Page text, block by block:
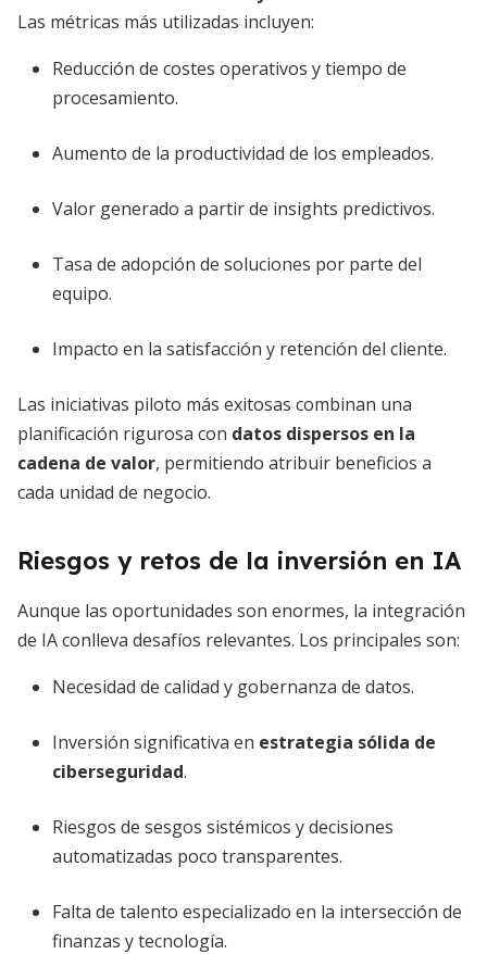
Las métricas más utilizadas incluyen:
Reducción de costes operativos y tiempo de
procesamiento.
Aumento de la productividad de los empleados.
Valor generado a partir de insights predictivos.
Tasa de adopción de soluciones por parte del
equipo.
Impacto en la satisfacción y retención del cliente.
Las iniciativas piloto más exitosas combinan una
planificación rigurosa con datos dispersos en la
cadena de valor, permitiendo atribuir beneficios a
cada unidad de negocio.
Riesgos y retos de la inversión en IA
Aunque las oportunidades son enormes, la integración
de IA conlleva desafíos relevantes. Los principales son:
Necesidad de calidad y gobernanza de datos.
Inversión significativa en estrategia sólida de
ciberseguridad.
Riesgos de sesgos sistémicos y decisiones
automatizadas poco transparentes.
Falta de talento especializado en la intersección de
finanzas y tecnología.